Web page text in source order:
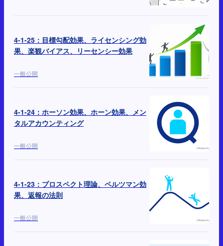
4-1-25：目標勾配効果、ライセンシング効
果、楽観バイアス、リーセンシー効果
一般公開
4-1-24：ホーソン効果、ホーン効果、メン
タルアカウンティング
一般公開
4-1-23：プロスペクト理論、ペルツマン効
果、返報の法則
一般公開